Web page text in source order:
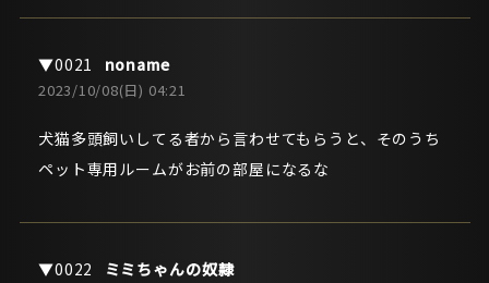
noname
2023/10/08(日) 04:21
犬猫多頭飼いしてる者から言わせてもらうと、そのうち
ペット専用ルームがお前の部屋になるな
ミミちゃんの奴隷